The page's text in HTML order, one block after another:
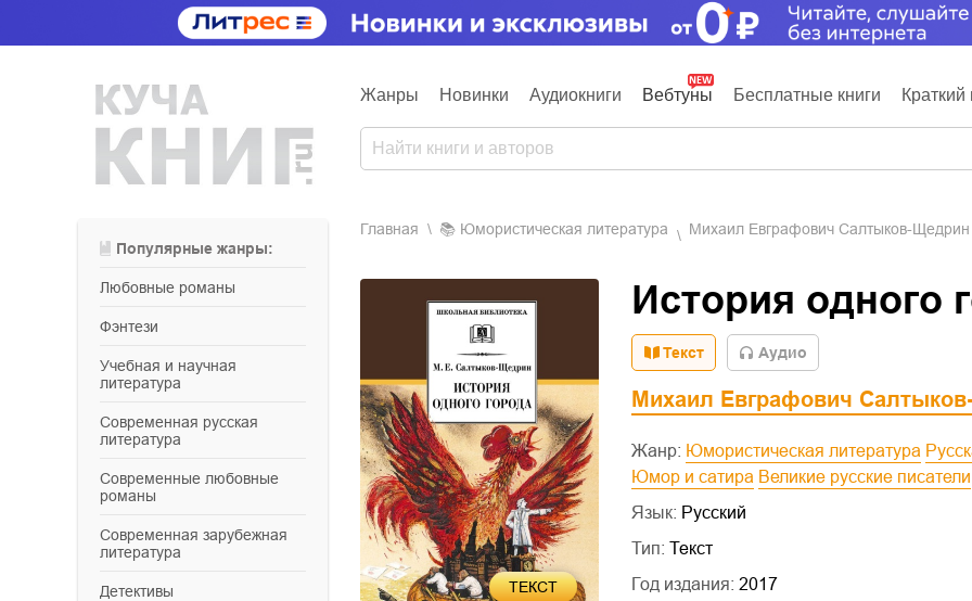
Жанры Новинки Аудиокниги Вебтуны Бесплатные книги Краткий
Популярные жанры:
любовные романы
фэнтези
учебная и научная
литература
современная русская
литература
современные любовные
романы
современная зарубежная
литература
детективы
Главная 📚 юмористическая литература Михаил Евграфович Салтыков-Щедрин
ТЕКСТ
История одного
Текст Aудио
Михаил Евграфович
Жанр: Юмористическая литература
Юмор и сатира
Великие русские писатели
Язык: Русский
Тип: Текст
Год издания: 2017